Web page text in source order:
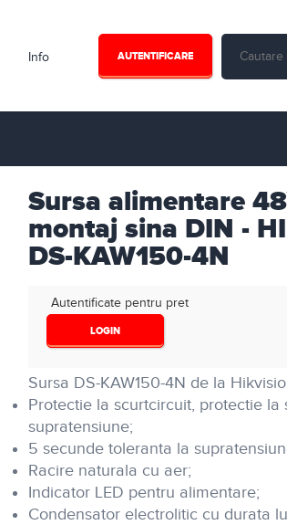
Info AUTENTIFICARE
Sursa alimentare
montaj sina DIN -
DS-KAW150-4N
Autentificate pentru pret
LOGIN
Sursa DS-KAW150-4N de la
Protectie la scurtcircuit, protectie
supratensiune;
5 secunde toleranta la
Racire naturala cu aer;
Indicator LED pentru alimentare;
Condensator electrolitic cu durata